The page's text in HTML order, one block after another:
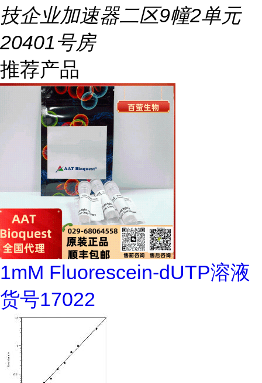
技企业加速器二区9幢2单元
20401号房
推荐产品
1mM Fluorescein-dUTP溶液
货号17022